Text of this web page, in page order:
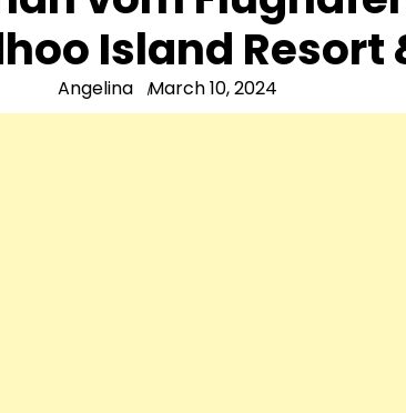
Island Resort
Angelina March 10, 2024